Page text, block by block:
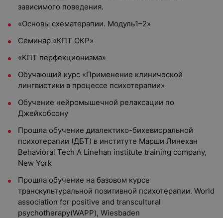
зависимого поведения.
«Основы схематерапии. Модуль1–2»
Семинар «КПТ ОКР»
«КПТ перфекционизма»
Обучающий курс «Применение клинической
лингвистики в процессе психотерапии»
Обучение нейромышечной релаксации по
Джейкобсону
Прошла обучение диалектико-бихевиоральной
психотерапии (ДБТ) в институте Марши Линехан
Behavioral Tech A Linehan institute training company,
New York
Прошла обучение на базовом курсе
транскультуральной позитивной психотерапии. World
association for positive and transcultural
psychotherapy(WAPP), Wiesbaden